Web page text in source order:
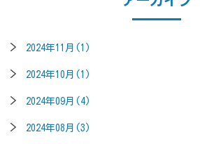
2024年11月(1)
2024年10月(1)
2024年09月(4)
2024年08月(3)